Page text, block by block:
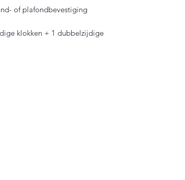
of plafondbevestiging
klokken + 1 dubbelzijdige